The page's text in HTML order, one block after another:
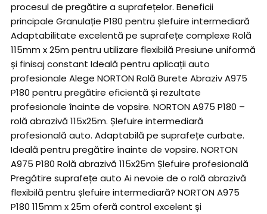
procesul de pregătire a suprafețelor. Beneficii
principale Granulație P180 pentru șlefuire intermediară
Adaptabilitate excelentă pe suprafețe complexe Rolă
115mm x 25m pentru utilizare flexibilă Presiune uniformă
și finisaj constant Ideală pentru aplicații auto
profesionale Alege NORTON Rolă Burete Abraziv A975
P180 pentru pregătire eficientă și rezultate
profesionale înainte de vopsire. NORTON A975 P180 –
rolă abrazivă 115x25m. Șlefuire intermediară
profesională auto. Adaptabilă pe suprafețe curbate.
Ideală pentru pregătire înainte de vopsire. NORTON
A975 P180 Rolă abrazivă 115x25m Șlefuire profesională
Pregătire suprafețe auto Ai nevoie de o rolă abrazivă
flexibilă pentru șlefuire intermediară? NORTON A975
P180 115mm x 25m oferă control excelent și